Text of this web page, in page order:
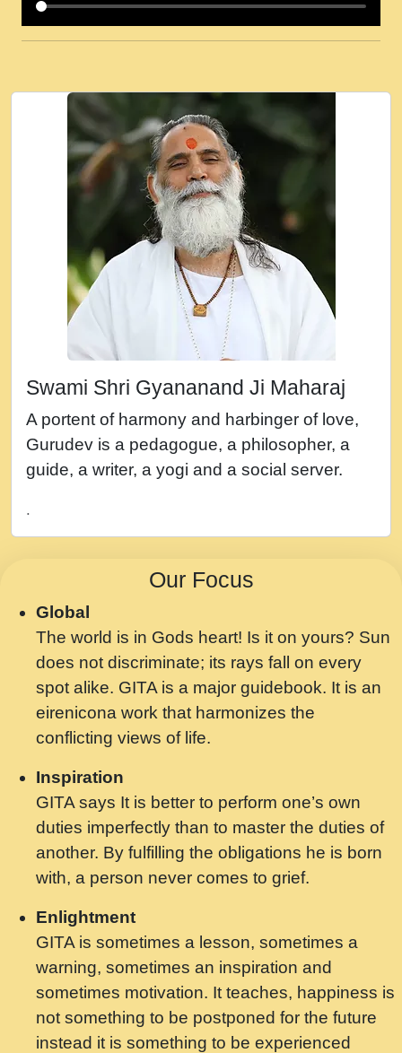
कई पकड क मर हथ र मह वदवन पहच दय! मह जन
Ki - Krishna Bhajan - New Bhajan 2020
#Ishwar Bhakti.mp3
जब से गीता ज्ञान पाया मैं बड़ी मस्ती में हूँ । 2018 -
Rishikesh - Ratan Ji Rasik.mp3
तन हल दल द सनव मड उतत सर रख क, नल रव त
गल लग जव त सर उतत हथ रख द!.mp3
तू कर प्रीतम से प्रीत, यूहीं दिन बीतते जाते हैं ।
2018 - Rishikesh - Swami Gyananand Ji
Maharaj.mp3
न म गवद गपल गद फर, पयर महन न रझद फर! shri
नह भरस रह लडडल... अपन खट करम क !!!! मह दद
सहर चरण क .....mp3
बगड नसब कसन सवर तर बगर Shri ravinandan
shastri ji maharaj.mp3
Chahe Ram Ho Chahe Shyam Ho.mp3
मझ अपन जवन बनन न आय, रठ हर क मनन न आय
Shri ravinandan shastri ji maharaj.mp3
मन अशांत मंत्र जाप - गीता प्रेरणा -Swami
Gyananand Ji Maharaj.mp3
मन बध लय परम वल कगन Special Shyam
Saawariya.mp3
मर गनय न अपरध लडडल शर रध.... Shri
ravinandan shastri ji maharaj.mp3
मेरे मन हरी का ध्यान लगा - भजन भाव - 2018 -
Rishikesh - Swami Gyananand Ji
Maharaj.mp3
यह हसरत तलब ह नकज कमर Yahi Hasraten
Talab Hai Bhav Pravah #bhajan.mp3
लडल ज बल ल क ज न लग Sadhvi Purnima Ji
7.9.2021 जवल नगर दलल #बसर.mp3
Swami Shri Gyananand Ji Maharaj
A portent of harmony and harbinger of love,
Gurudev is a pedagogue, a philosopher, a
guide, a writer, a yogi and a social server.
.
Our Focus
Global
The world is in Gods heart! Is it on yours? Sun
does not discriminate; its rays fall on every
spot alike. GITA is a major guidebook. It is an
eirenicona work that harmonizes the
conflicting views of life.
Inspiration
GITA says It is better to perform one’s own
duties imperfectly than to master the duties of
another. By fulfilling the obligations he is born
with, a person never comes to grief.
Enlightment
GITA is sometimes a lesson, sometimes a
warning, sometimes an inspiration and
sometimes motivation. It teaches, happiness is
not something to be postponed for the future
instead it is something to be experienced